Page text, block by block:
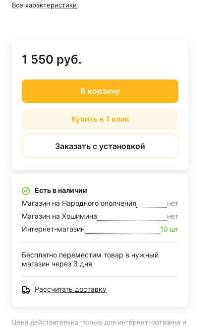
Все характеристики
1 550 руб.
В корзину
Купить в 1 клик
Заказать с установкой
Есть в наличии
Магазин на Народного ополчения
нет
Магазин на Хошимина
нет
Интернет-магазин
10 шт
Бесплатно переместим товар в нужный
магазин через 3 дня
Рассчитать доставку
Цена действительна только для интернет-магазина и